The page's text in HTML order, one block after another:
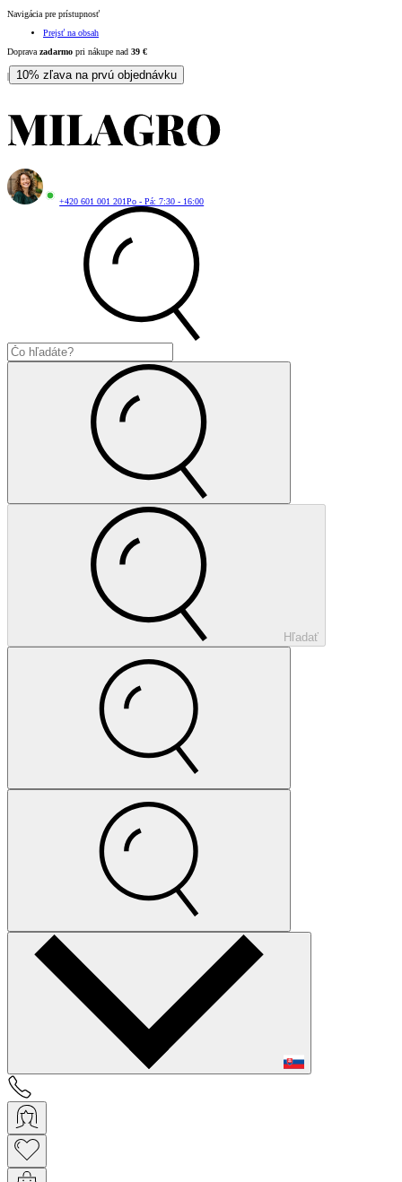
Navigácia pre prístupnosť
Prejsť na obsah
Doprava zadarmo pri nákupe nad 39 €
| 10% zľava na prvú objednávku
+420 601 001 201Po - Pá: 7:30 - 16:00
Hľadať